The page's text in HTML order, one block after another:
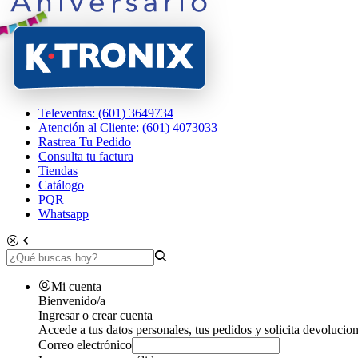
Televentas: (601) 3649734
Atención al Cliente: (601) 4073033
Rastrea Tu Pedido
Consulta tu factura
Tiendas
Catálogo
PQR
Whatsapp
Mi cuenta
Bienvenido/a
Ingresar o crear cuenta
Accede a tus datos personales, tus pedidos y solicita
Correo electrónico